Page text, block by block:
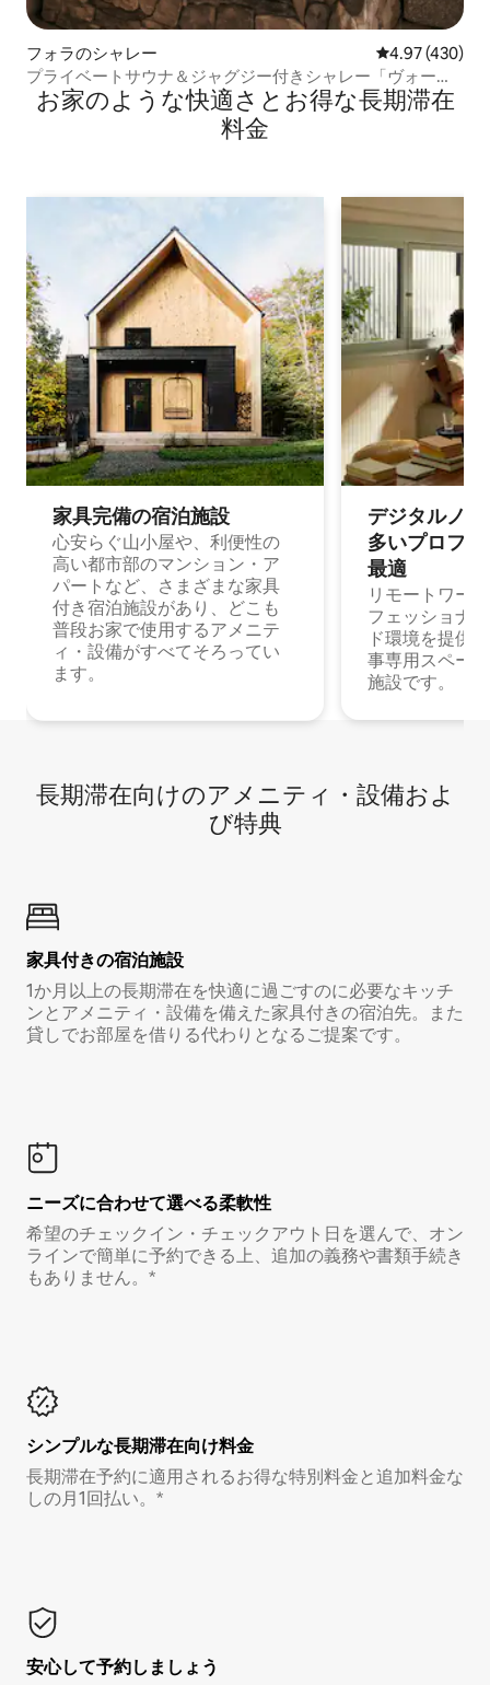
フォラのシャレー レビュー430
4.97 (430)
プライベートサウナ＆ジャグジー付きシャレー「ヴォーゲ
ルネスト」
お家のような快⁠適⁠さ⁠とお⁠得⁠な長⁠期⁠滞⁠在
料⁠金
家具完備の宿⁠泊⁠施⁠設
心安らぐ山小屋や、利便性の
高い都市部のマンション・ア
パートなど、さまざまな家具
付き宿泊施設があり、どこも
普段お家で使用するアメニテ
ィ・設備がすべてそろってい
ます。
デジタルノ
多⁠いプ⁠ロ⁠フ⁠
最⁠適
リモートワー
フェッショナ
ド環境を提供
事専用スペー
施設です。
長期滞在向け⁠のア⁠メ⁠ニ⁠テ⁠ィ⁠・設⁠備⁠およ
び特⁠典
家具付き⁠の宿⁠泊⁠施⁠設
1か月以上の長期滞在を快適に過ごすのに必要なキッチ
ンとアメニティ・設備を備えた家具付きの宿泊先。また
貸しでお部屋を借りる代わりとなるご提案です。
ニーズに合わせて選べる柔軟性
希望のチェックイン・チェックアウト日を選んで、オン
ラインで簡単に予約できる上、追加の義務や書類手続き
もありません。*
シンプルな長期滞在向け料金
長期滞在予約に適用されるお得な特別料金と追加料金な
しの月1回払い。*
安心して予約しましょう